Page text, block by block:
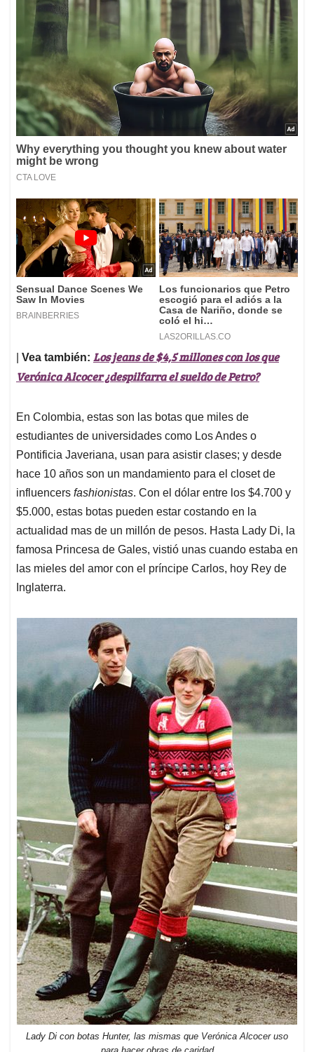
Vea también: Los jeans de $4,5 millones con los que
Verónica Alcocer ¿despilfarra el sueldo de Petro?
En Colombia, estas son las botas que miles de
estudiantes de universidades como Los Andes o
Pontificia Javeriana, usan para asistir clases; y desde
hace 10 años son un mandamiento para el closet de
influencers fashionistas. Con el dólar entre los $4.700 y
$5.000, estas botas pueden estar costando en la
actualidad mas de un millón de pesos. Hasta Lady Di, la
famosa Princesa de Gales, vistió unas cuando estaba en
las mieles del amor con el príncipe Carlos, hoy Rey de
Inglaterra.
Lady Di con botas Hunter, las mismas que Verónica Alcocer uso